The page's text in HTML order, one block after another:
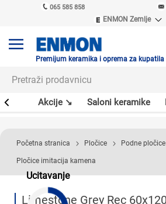
065 585 858
ENMON Zemlje
ENMON MKD
Premijum keramika i oprema za kupatila
Akcije ↘ Saloni keramike
Ucitavanje
Početna stranica Pločice Podne pločice
Pločice imitacija kamena
Limestone Grey Rec 60x120